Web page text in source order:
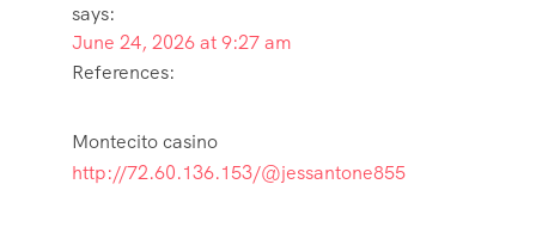
says:
June 24, 2026 at 9:27 am
References:
Montecito casino
http://72.60.136.153/@jessantone855